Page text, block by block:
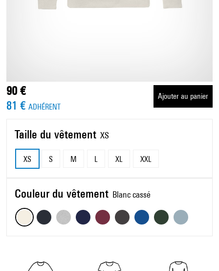
Couleur du vêtement Blanc cassé
Taille du vêtement XS
XS S M L XL XXL
90 €
81 € ADHÉRENT
Ajouter au panier